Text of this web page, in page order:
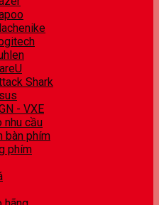
Shark
- VXE
nhu cầu
bàn phím
phím